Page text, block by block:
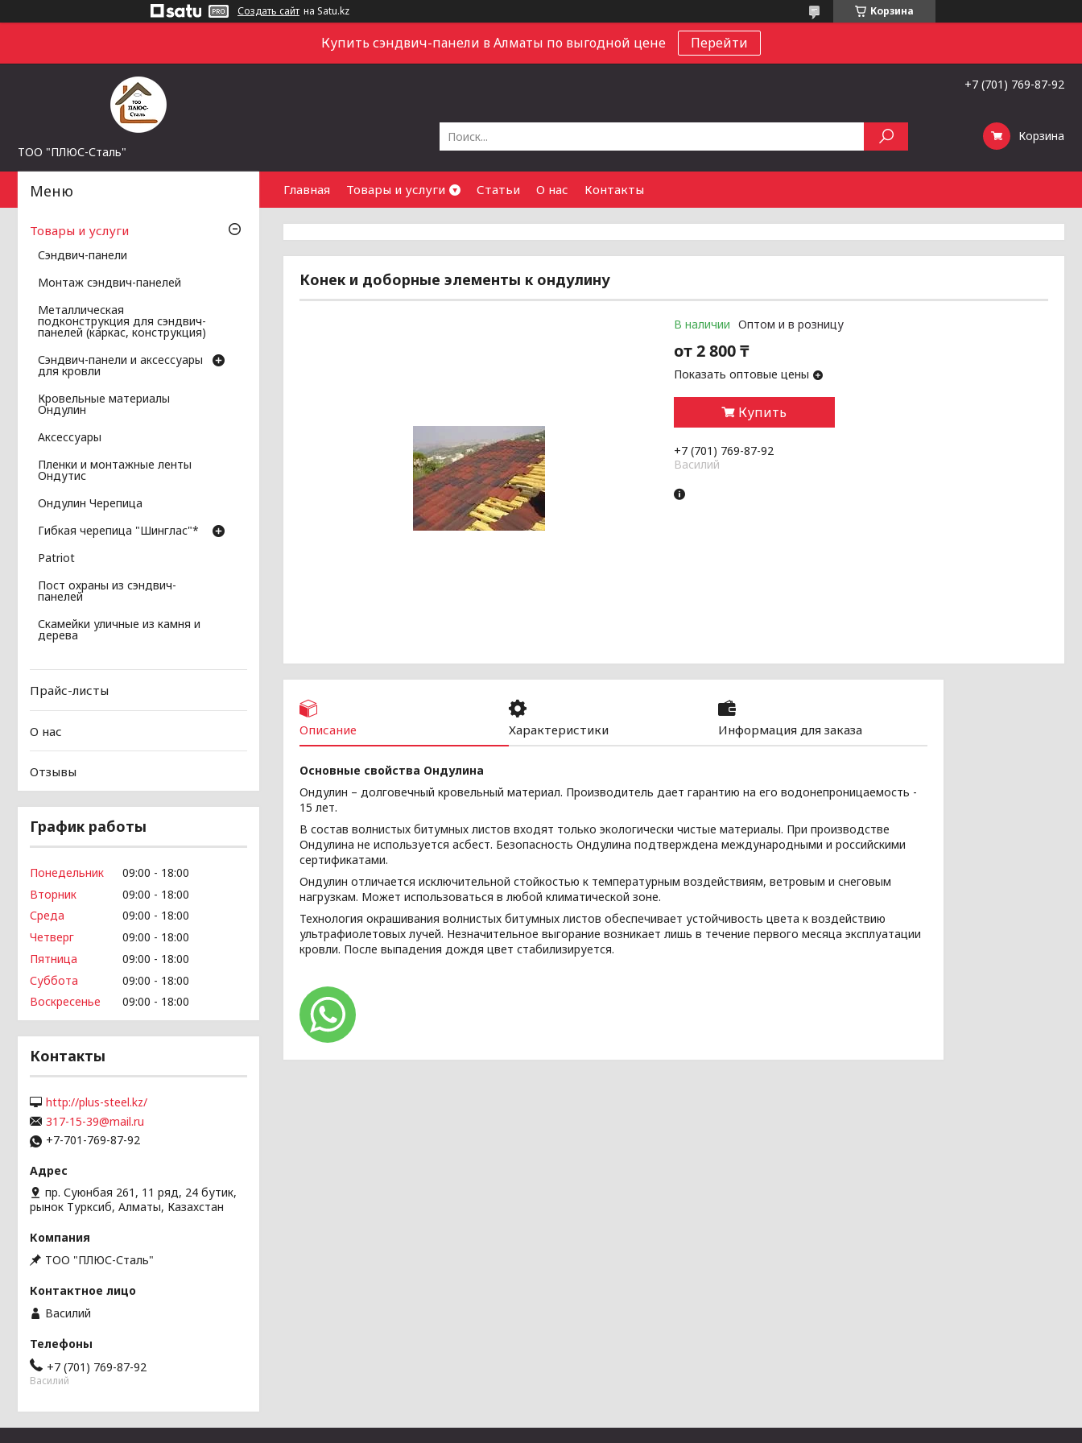
Создать сайт на Satu.kz Корзина
Купить сэндвич-панели в Алматы по выгодной цене Перейти
ТОО "ПЛЮС-Сталь"
+7 (701) 769-87-92
Корзина
Главная Товары и услуги Статьи О нас Контакты
Конек и доборные элементы к ондулину
В наличии Оптом и в розницу
от2 800 ₸
Показать оптовые цены
Купить
+7 (701) 769-87-92
Василий
Описание Характеристики Информация для заказа
Основные свойства Ондулина
Ондулин – долговечный кровельный материал. Производитель дает гарантию на его водонепроницаемость -
15 лет.
В состав волнистых битумных листов входят только экологически чистые материалы. При производстве
Ондулина не используется асбест. Безопасность Ондулина подтверждена международными и российскими
сертификатами.
Ондулин отличается исключительной стойкостью к температурным воздействиям, ветровым и снеговым
нагрузкам. Может использоваться в любой климатической зоне.
Технология окрашивания волнистых битумных листов обеспечивает устойчивость цвета к воздействию
ультрафиолетовых лучей. Незначительное выгорание возникает лишь в течение первого месяца эксплуатации
кровли. После выпадения дождя цвет стабилизируется.
Товары и услуги
Сэндвич-панели
Монтаж сэндвич-панелей
Металлическая
подконструкция для сэндвич-
панелей (каркас, конструкция)
Сэндвич-панели и аксессуары
для кровли
Кровельные материалы
Ондулин
Аксессуары
Пленки и монтажные ленты
Ондутис
Ондулин Черепица
Гибкая черепица "Шинглас"*
Patriot
Пост охраны из сэндвич-
панелей
Скамейки уличные из камня и
дерева
Прайс-листы
О нас
Отзывы
График работы
Понедельник 09:00
18:00
Вторник
09:00
18:00
Среда
09:00
18:00
Четверг
09:00
18:00
Пятница
09:00
18:00
Суббота
09:00
18:00
Воскресенье
09:00 18:00
Контакты
http://plus-steel.kz/
317-15-39@mail.ru
+7-701-769-87-92
пр. Суюнбая 261, 11 ряд, 24 бутик,
рынок Турксиб, Алматы, Казахстан
ТОО "ПЛЮС-Сталь"
Василий
+7 (701) 769-87-92
Василий